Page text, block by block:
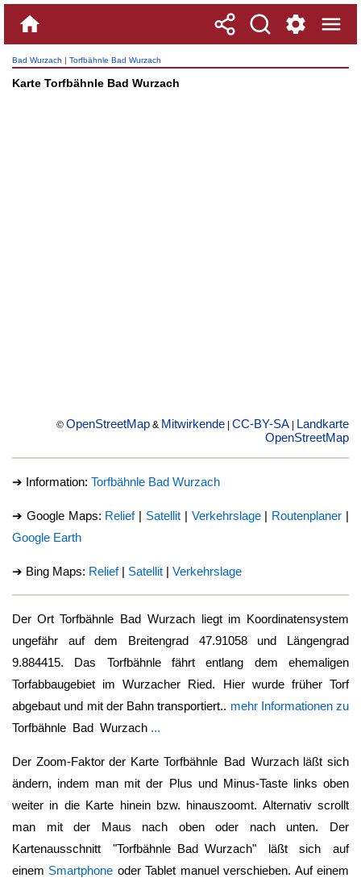
Bad Wurzach | Torfbähnle Bad Wurzach
Karte Torfbähnle Bad Wurzach
© OpenStreetMap & Mitwirkende CC-BY-SA Landkarte
OpenStreetMap
➔ Information: Torfbähnle Bad Wurzach
➔ Google Maps: Relief| Satellit | Verkehrslage| Routenplaner |
Google Earth
➔ Bing Maps: Relief| Satellit | Verkehrslage
Der OrtTorfbähnle Bad Wurzach liegt im Koordinatensystem
ungefähr auf dem Breitengrad 47.91058 und Längengrad
9.884415. Das Torfbähnle fährt entlang dem ehemaligen
Torfabbaugebiet im Wurzacher Ried. Hier wurde früher Torf
abgebaut und mit der Bahn transportiert.. mehr Informationen zu
Torfbähnle Bad Wurzach ...
Der Zoom-Faktor der Karte Torfbähnle Bad Wurzachläßt sich
ändern, indem man mit der Plus und Minus-Taste links oben
weiter in die Karte hinein bzw. hinauszoomt. Alternativ scrollt
man mit der Maus nach oben oder nach unten. Der
Kartenausschnitt "Torfbähnle Bad Wurzach" läßt sich auf
einem Smartphone oder Tablet manuel verschieben. Auf einem